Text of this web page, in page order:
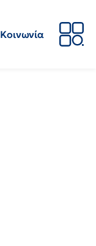
Κοινωνία